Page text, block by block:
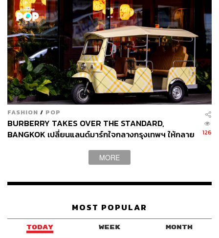
FASHION / POP
BURBERRY TAKES OVER THE STANDARD,
BANGKOK เปลี่ยนแลนด์มาร์กใจกลางกรุงเทพฯ ให้กลาย
126
MORE
MOST POPULAR
TODAY WEEK MONTH